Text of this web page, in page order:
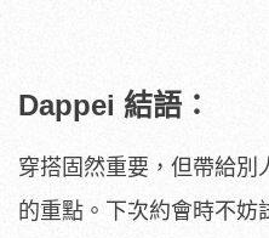
Dappei 結語：
穿搭固然重要，但帶給別
的重點。下次約會時不妨